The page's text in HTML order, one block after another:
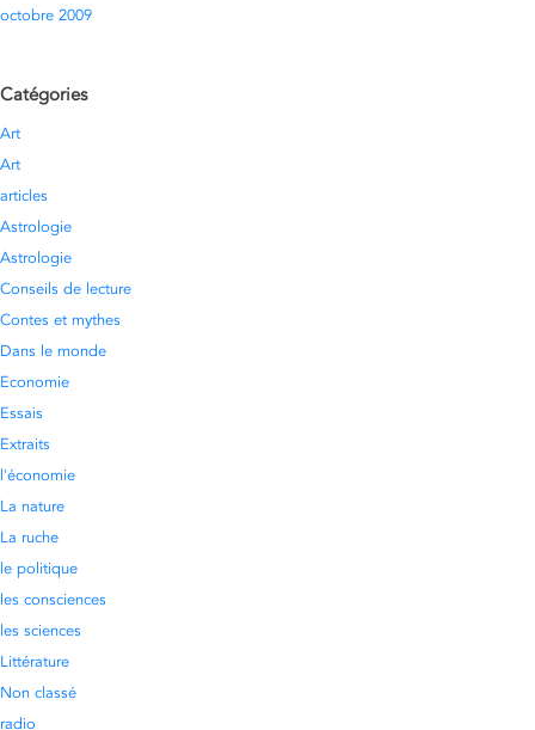
octobre 2009
Catégories
Art
Art
articles
Astrologie
Astrologie
Conseils de lecture
Contes et mythes
Dans le monde
Economie
Essais
Extraits
l'économie
La nature
La ruche
le politique
les consciences
les sciences
Littérature
Non classé
radio